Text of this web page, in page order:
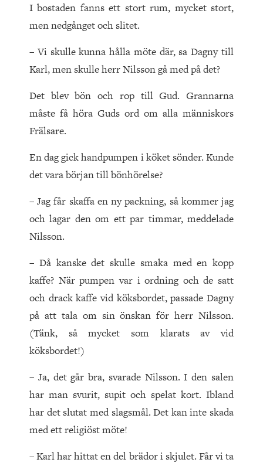
I bostaden fanns ett stort rum, mycket stort,
men nedgånget och slitet.
– Vi skulle kunna hålla möte där, sa Dagny till
Karl, men skulle herr Nilsson gå med på det?
Det blev bön och rop till Gud. Grannarna
måste få höra Guds ord om alla människors
Frälsare.
En dag gick handpumpen i köket sönder. Kunde
det vara början till bönhörelse?
– Jag får skaffa en ny packning, så kommer jag
och lagar den om ett par timmar, meddelade
Nilsson.
– Då kanske det skulle smaka med en kopp
kaffe? När pumpen var i ordning och de satt
och drack kaffe vid köksbordet, passade Dagny
på att tala om sin önskan för herr Nilsson.
(Tänk, så mycket som klarats av vid
köksbordet!)
– Ja, det går bra, svarade Nilsson. I den salen
har man svurit, supit och spelat kort. Ibland
har det slutat med slagsmål. Det kan inte skada
med ett religiöst möte!
– Karl har hittat en del brädor i skjulet. Får vi ta